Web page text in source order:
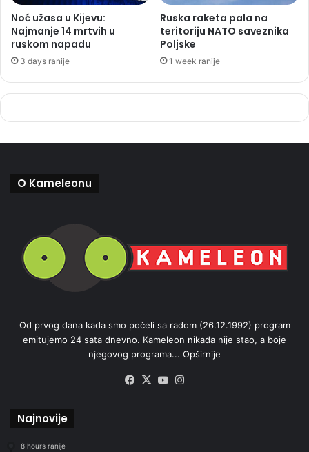
Noć užasa u Kijevu:
Najmanje 14 mrtvih u
ruskom napadu
3 days ranije
Ruska raketa pala na
teritoriju NATO saveznika
Poljske
1 week ranije
O Kameleonu
Od prvog dana kada smo počeli sa radom (26.12.1992) program
emitujemo 24 sata dnevno. Kameleon nikada nije stao, a boje
njegovog programa... Opširnije
Facebook
X YouTube
Najnovije
8 hours ranije